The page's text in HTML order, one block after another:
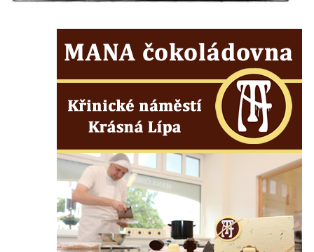
Kenotaf Josefa Matese na hřbitově v Lužici
Pamětní deska Giuseppe Capella na
Kenotaf Antonína Krause na hřbitově v
Lužici
Pomník vojákům Rudé armády na hřbitově
v Kozlech
Pamětní deska pochodu smrti v Saupsdorfu
Pomník obětem 2. světové války v parku